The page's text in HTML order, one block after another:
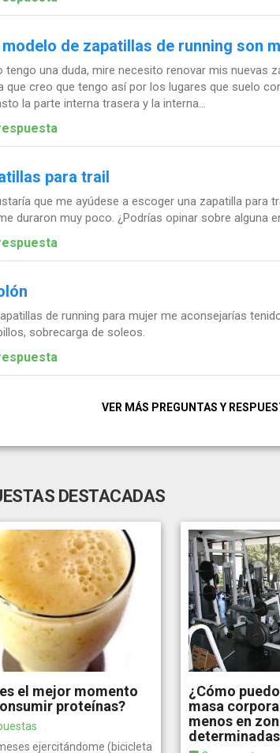
modelo de zapatillas de running son
tengo una duda, mire necesito renovar mis nuevas
que creo que tengo así por los lugares que suelo
la parte interna trasera y la interna...
para trail
que me ayúdese a escoger una zapatilla para
duraron muy poco. ¿Podrías opinar sobre alguna
de running para mujer me aconsejarías
sobrecarga de soleos.
VER MÁS PREGUNTAS Y
DESTACADAS
el mejor momento
proteínas?
meses ejercitándome (bicicleta
¿Cómo
masa
menos en